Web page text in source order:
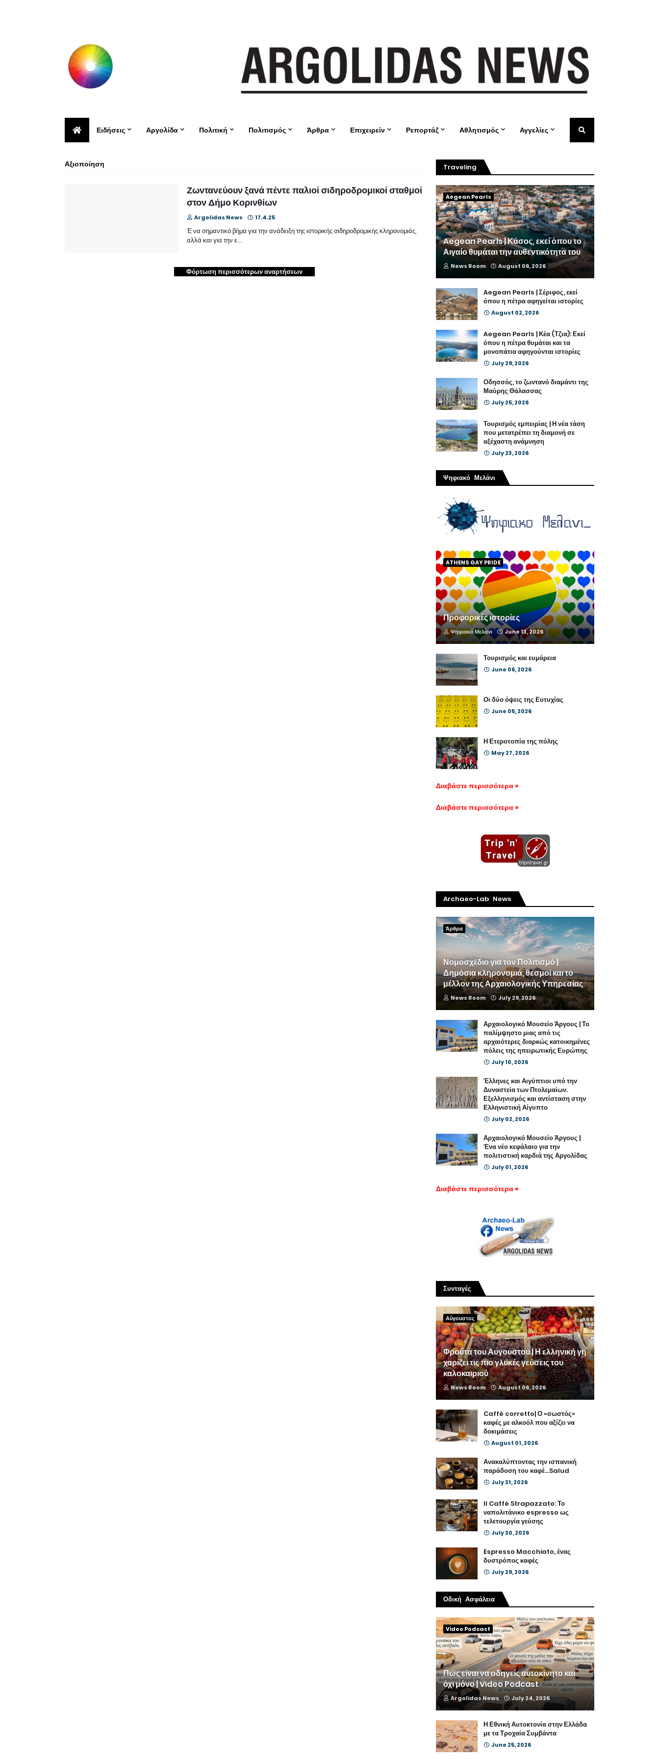
Ειδήσεις Αργολίδα Πολιτική Πολιτισμός Άρθρα Επιχειρείν Ρεπορτάζ Αθλητισμός Αγγελίες
Αξιοποίηση
Ζωντανεύουν ξανά πέντε παλιοί σιδηροδρομικοί σταθμοί
στον Δήμο Κορινθίων
Argolidas News 17.4.25
Έ να σημαντικό βήμα για την ανάδειξη της ιστορικής σιδηροδρομικής κληρονομιάς,
αλλά και για την ε…
Φόρτωση περισσότερων αναρτήσεων
Traveling
Aegean Pearls
Aegean Pearls | Κάσος, εκεί όπου το
Αιγαίο θυμάται την αυθεντικότητα του
News Room August 06, 2026
Aegean Pearls | Σέριφος, εκεί
όπου η πέτρα αφηγείται ιστορίες
August 02, 2026
Aegean Pearls | Κέα (Τζια): Εκεί
όπου η πέτρα θυμάται και τα
μονοπάτια αφηγούνται ιστορίες
July 29, 2026
Οδησσός, το ζωντανό διαμάντι της
Μαύρης Θάλασσας
July 25, 2026
Τουρισμός εμπειρίας | Η νέα τάση
που μετατρέπει τη διαμονή σε
αξέχαστη ανάμνηση
July 23, 2026
Ψηφιακό Μελάνι
ATHENS GAY PRIDE
Προφορικές ιστορίες
Ψηφιακό Μελάνι June 13, 2026
Τουρισμός και ευμάρεια
June 06, 2026
Οι δύο όψεις της Ευτυχίας
June 05, 2026
Η Ετεροτοπία της πόλης
May 27, 2026
Διαβάστε περισσότερα »
Διαβάστε περισσότερα »
Archaeo-Lab News
Άρθρα
Νομοσχέδιο για τον Πολιτισμό |
Δημόσια κληρονομιά, θεσμοί και το
μέλλον της Αρχαιολογικής Υπηρεσίας
News Room July 29, 2026
Αρχαιολογικό Μουσείο Άργους | Το
παλίμψηστο μιας από τις
αρχαιότερες διαρκώς κατοικημένες
πόλεις της ηπειρωτικής Ευρώπης
July 10, 2026
Έλληνες και Αιγύπτιοι υπό την
Δυναστεία των Πτολεμαίων.
Εξελληνισμός και αντίσταση στην
Ελληνιστική Αίγυπτο
July 02, 2026
Αρχαιολογικό Μουσείο Άργους |
Ένα νέο κεφάλαιο για την
πολιτιστική καρδιά της Αργολίδας
July 01, 2026
Διαβάστε περισσότερα »
Συνταγές
Αύγουστος
Φρούτα του Αυγούστου | Η ελληνική γη
χαρίζει τις πιο γλυκές γεύσεις του
καλοκαιριού
News Room August 06, 2026
Caffè corretto| Ο «σωστός»
καφές με αλκοόλ που αξίζει να
δοκιμάσεις
August 01, 2026
Ανακαλύπτοντας την ισπανική
παράδοση του καφέ...Salud
July 31, 2026
Il Caffè Strapazzato: Το
ναπολιτάνικο espresso ως
τελετουργία γεύσης
July 30, 2026
Espresso Macchiato, ένας
δυστρόπος καφές
July 29, 2026
Οδική Ασφάλεια
Video Podcast
Πώς είναι να οδηγείς αυτοκίνητο και
όχι μόνο | Video Podcast
Argolidas News July 24, 2026
Η Εθνική Αυτοκτονία στην Ελλάδα
με τα Τροχαία Συμβάντα
June 25, 2026